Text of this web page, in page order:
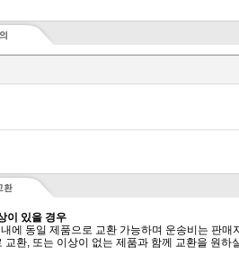
이 있을 경우
에 동일 제품으로 교환 가능하며 운송비는 판매
교환, 또는 이상이 없는 제품과 함께 교환을 원하